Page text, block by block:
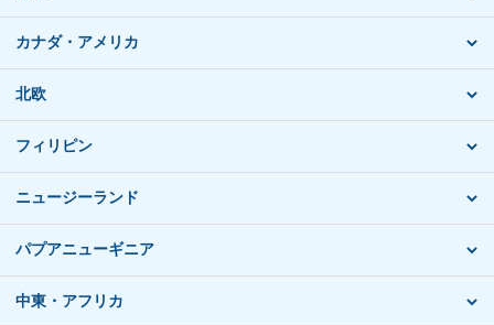
カナダ・アメリカ
北欧
フィリピン
ニュージーランド
パプアニューギニア
中東・アフリカ